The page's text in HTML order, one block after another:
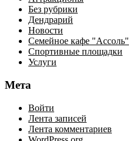
Без рубрики
Дендрарий
Новости
Семейное кафе "Ассоль"
Спортивные площадки
Услуги
Мета
Войти
Лента записей
Лента комментариев